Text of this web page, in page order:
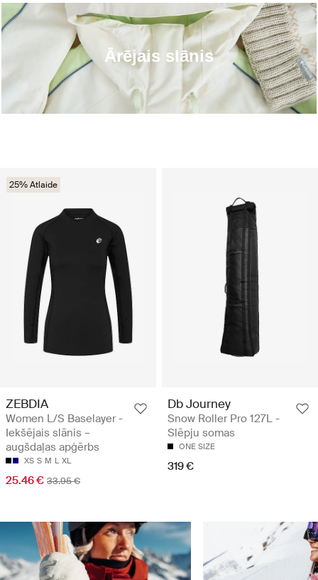
25% Atlaide
ZEBDIA
Women L/S Baselayer -
Iekšējais slānis –
augšdaļas apģērbs
XS S M L XL
25.46 € 33.95 €
Db Journey
Snow Roller Pro 127L -
Slēpju somas
ONE SIZE
319 €
Ārējais slānis